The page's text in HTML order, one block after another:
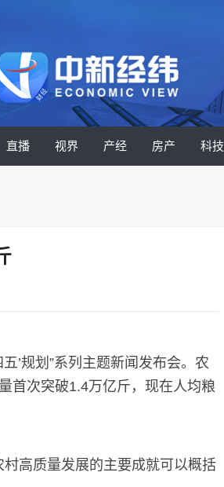
直播 视界 产经 房产 科技
’规划”系列主题新闻发布会。农
首次突破1.4万亿斤，现在人均粮
高质量发展的主要成就可以概括